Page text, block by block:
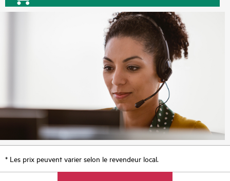
* Les prix peuvent varier selon le revendeur local.